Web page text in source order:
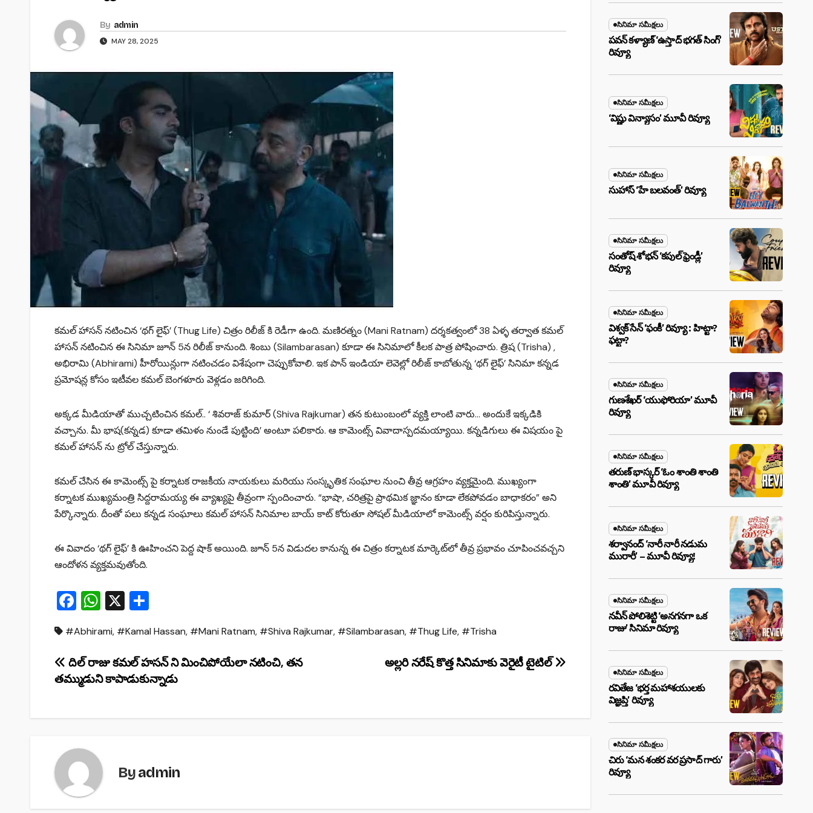
By admin
MAY 28, 2025
కమల్ హాసన్ నటించిన ‘థగ్ లైఫ్’ (Thug Life) చిత్రం రిలీజ్ కి రెడీగా ఉంది. మణిరత్నం (Mani Ratnam) దర్శకత్వంలో 38 ఏళ్ళ తర్వాత కమల్
హాసన్ నటించిన ఈ సినిమా జూన్ 5న రిలీజ్ కానుంది. శింబు (Silambarasan) కూడా ఈ సినిమాలో కీలక పాత్ర పోషించారు. త్రిష (Trisha) ,
అభిరామి (Abhirami) హీరోయిన్లుగా నటించడం విశేషంగా చెప్పుకోవాలి. ఇక పాన్ ఇండియా లెవెల్లో రిలీజ్ కాబోతున్న ‘థగ్ లైఫ్’ సినిమా కన్నడ
ప్రమోషన్ల కోసం ఇటీవల కమల్ బెంగళూరు వెళ్లడం జరిగింది.
అక్కడ మీడియాతో ముచ్చటించిన కమల్.. ‘ శివరాజ్ కుమార్ (Shiva Rajkumar) తన కుటుంబంలో వ్యక్తి లాంటి వారు… అందుకే ఇక్కడికి
వచ్చాను. మీ భాష(కన్నడ) కూడా తమిళం నుండే పుట్టింది’ అంటూ పలికారు. ఆ కామెంట్స్ వివాదాస్పదమయ్యాయి. కన్నడిగులు ఈ విషయం పై
కమల్ హాసన్ ను ట్రోల్ చేస్తున్నారు.
కమల్ చేసిన ఈ కామెంట్స్ పై కర్నాటక రాజకీయ నాయకులు మరియు సంస్కృతిక సంఘాల నుంచి తీవ్ర ఆగ్రహం వ్యక్తమైంది. ముఖ్యంగా
కర్నాటక ముఖ్యమంత్రి సిద్దరామయ్య ఈ వ్యాఖ్యపై తీవ్రంగా స్పందించారు. “భాషా, చరిత్రపై ప్రాథమిక జ్ఞానం కూడా లేకపోవడం బాధాకరం” అని
పేర్కొన్నారు. దీంతో పలు కన్నడ సంఘాలు కమల్ హాసన్ సినిమాల బాయ్ కాట్ కోరుతూ సోషల్ మీడియాలో కామెంట్స్ వర్షం కురిపిస్తున్నారు.
ఈ వివాదం ‘థగ్ లైఫ్’ కి ఊహించని పెద్ద షాక్ అయింది. జూన్ 5న విడుదల కానున్న ఈ చిత్రం కర్నాటక మార్కెట్‌లో తీవ్ర ప్రభావం చూపించవచ్చని
ఆందోళన వ్యక్తమవుతోంది.
F
c
e
b
o
W
at
s
A
p
X
ar
e
#Abhirami, #Kamal Hassan, #Mani Ratnam, #Shiva Rajkumar, #Silambarasan, #Thug Life, #Trisha
Post
navigation
అల్లరి నరేష్ కొత్త సినిమాకు వెరైటీ టైటిల్
దిల్ రాజు కమల్ హసన్ ని మించిపోయేలా నటించి, తన
తమ్ముడుని కాపాడుకున్నాడు
Byadmin
సినిమా సమీక్షలు
పవన్ కళ్యాణ్ ‘ఉస్తాద్ భ‌గ‌త్ సింగ్’
రివ్యూ
సినిమా సమీక్షలు
‘విష్ణు విన్యాసం’ మూవీ రివ్యూ
సినిమా సమీక్షలు
సుహాస్ ‘హే బలవంత్’ రివ్యూ
సినిమా సమీక్షలు
సంతోష్ శోభన్ ‘కపుల్ ఫ్రెండ్లీ’
రివ్యూ
సినిమా సమీక్షలు
విశ్వక్ సేన్ ‘ఫంకీ’ రివ్యూ : హిట్టా?
ఫట్టా?
సినిమా సమీక్షలు
గుణశేఖర్ ‘యుఫోరియా’ మూవీ
రివ్యూ
సినిమా సమీక్షలు
తరుణ్ భాస్కర్ ‘ఓం శాంతి శాంతి
శాంతి’ మూవీ రివ్యూ
సినిమా సమీక్షలు
శర్వానంద్ ‘నారీ నారీ నడుమ
మురారీ’ – మూవీ రివ్యూ!
సినిమా సమీక్షలు
నవీన్ పోలిశెట్టి ‘అనగనగా ఒక
రాజు’ సినిమా రివ్యూ
సినిమా సమీక్షలు
రవితేజ ‘భర్త మహాశయులకు
విజ్ఞప్తి’ రివ్యూ
సినిమా సమీక్షలు
చిరు ‘మ‌న శంక‌ర వ‌ర ప్ర‌సాద్ గారు’
రివ్యూ